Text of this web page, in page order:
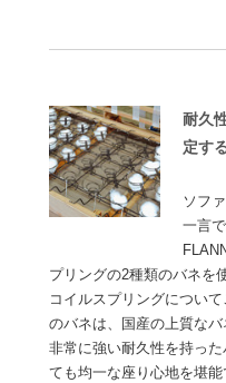
耐久
定す
ソフ
一言
プリングの2種類のバネを
コイルスプリングについ
のバネは、国産の上質なバ
非常に強い耐久性を持っ
ても均一な座り心地を堪